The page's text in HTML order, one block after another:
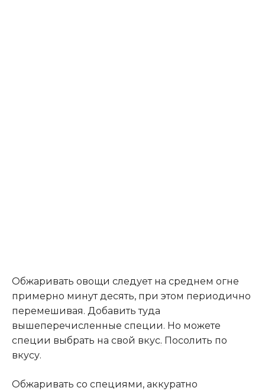
Обжаривать овощи следует на среднем огне
примерно минут десять, при этом периодично
перемешивая. Добавить туда
вышеперечисленные специи. Но можете
специи выбрать на свой вкус. Посолить по
вкусу.
Обжаривать со специями, аккуратно